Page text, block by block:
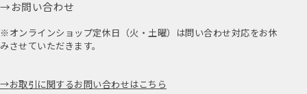
お問い合わせ
※オンラインショップ定休日（火・土曜）は問い合わせ対応をお休
みさせていただきます。
お取引に関するお問い合わせはこちら